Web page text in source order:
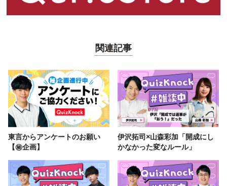
関連記事
東言からアンケートのお願い
【㊙️企画】
伊沢拓司×山森彩加「開成にし
かなかった変なルール」